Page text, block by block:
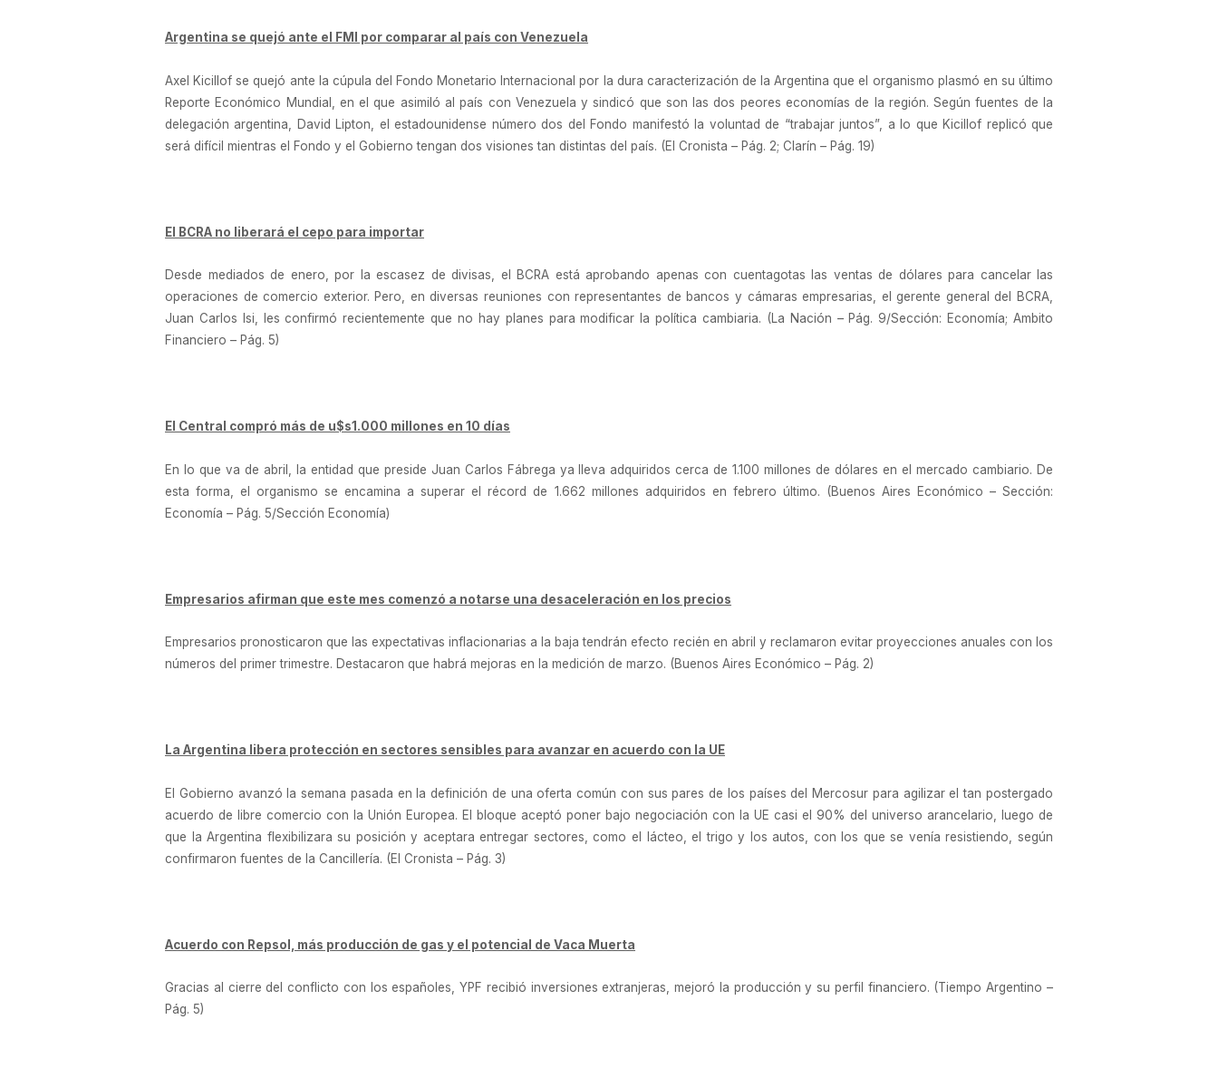
Argentina se quejó ante el FMI por comparar al país con Venezuela
Axel Kicillof se quejó ante la cúpula del Fondo Monetario Internacional por la dura caracterización de la Argentina que el organismo plasmó en su último
Reporte Económico Mundial, en el que asimiló al país con Venezuela y sindicó que son las dos peores economías de la región. Según fuentes de la
delegación argentina, David Lipton, el estadounidense número dos del Fondo manifestó la voluntad de “trabajar juntos”, a lo que Kicillof replicó que
será difícil mientras el Fondo y el Gobierno tengan dos visiones tan distintas del país. (El Cronista – Pág. 2; Clarín – Pág. 19)
El BCRA no liberará el cepo para importar
Desde mediados de enero, por la escasez de divisas, el BCRA está aprobando apenas con cuentagotas las ventas de dólares para cancelar las
operaciones de comercio exterior. Pero, en diversas reuniones con representantes de bancos y cámaras empresarias, el gerente general del BCRA,
Juan Carlos Isi, les confirmó recientemente que no hay planes para modificar la política cambiaria. (La Nación – Pág. 9/Sección: Economía; Ambito
Financiero – Pág. 5)
El Central compró más de u$s1.000 millones en 10 días
En lo que va de abril, la entidad que preside Juan Carlos Fábrega ya lleva adquiridos cerca de 1.100 millones de dólares en el mercado cambiario. De
esta forma, el organismo se encamina a superar el récord de 1.662 millones adquiridos en febrero último. (Buenos Aires Económico – Sección:
Economía – Pág. 5/Sección Economía)
Empresarios afirman que este mes comenzó a notarse una desaceleración en los precios
Empresarios pronosticaron que las expectativas inflacionarias a la baja tendrán efecto recién en abril y reclamaron evitar proyecciones anuales con los
números del primer trimestre. Destacaron que habrá mejoras en la medición de marzo. (Buenos Aires Económico – Pág. 2)
La Argentina libera protección en sectores sensibles para avanzar en acuerdo con la UE
El Gobierno avanzó la semana pasada en la definición de una oferta común con sus pares de los países del Mercosur para agilizar el tan postergado
acuerdo de libre comercio con la Unión Europea. El bloque aceptó poner bajo negociación con la UE casi el 90% del universo arancelario, luego de
que la Argentina flexibilizara su posición y aceptara entregar sectores, como el lácteo, el trigo y los autos, con los que se venía resistiendo, según
confirmaron fuentes de la Cancillería. (El Cronista – Pág. 3)
Acuerdo con Repsol, más producción de gas y el potencial de Vaca Muerta
Gracias al cierre del conflicto con los españoles, YPF recibió inversiones extranjeras, mejoró la producción y su perfil financiero. (Tiempo Argentino –
Pág. 5)